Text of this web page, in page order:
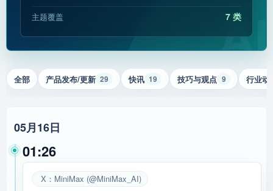
AI
主题覆盖 7 类
全部 产品发布/更新 29 快讯 19 技巧与观点 9 行业动
05月16日
01:26
X：MiniMax (@MiniMax_AI)